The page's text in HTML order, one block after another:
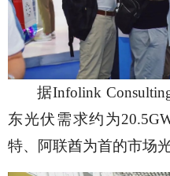
据Infolink
东光伏需求约为
特、阿联酋为首的市场